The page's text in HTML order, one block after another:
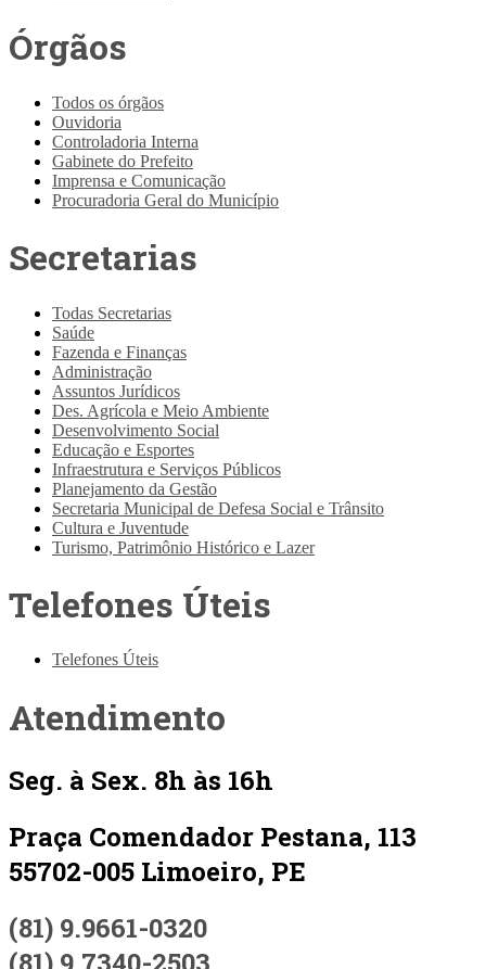
Órgãos
Todos os órgãos
Ouvidoria
Controladoria Interna
Gabinete do Prefeito
Imprensa e Comunicação
Procuradoria Geral do Município
Secretarias
Todas Secretarias
Saúde
Fazenda e Finanças
Administração
Assuntos Jurídicos
Des. Agrícola e Meio Ambiente
Desenvolvimento Social
Educação e Esportes
Infraestrutura e Serviços Públicos
Planejamento da Gestão
Secretaria Municipal de Defesa Social e Trânsito
Cultura e Juventude
Turismo, Patrimônio Histórico e Lazer
Telefones Úteis
Telefones Úteis
Atendimento
Seg. à Sex. 8h às 16h
Praça Comendador Pestana, 113
55702-005 Limoeiro, PE
(81) 9.9661-0320